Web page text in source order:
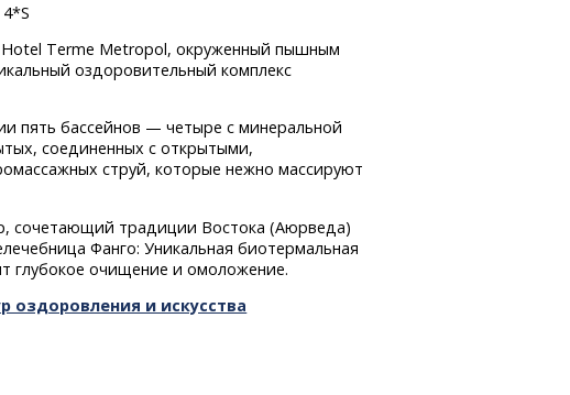
Terme Metropol, окруженный пышным
оздоровительный комплекс
пять бассейнов — четыре с минеральной
соединенных с открытыми,
струй, которые нежно массируют
сочетающий традиции Востока (Аюрведа)
Фанго: Уникальная биотермальная
глубокое очищение и омоложение.
оздоровления и искусства